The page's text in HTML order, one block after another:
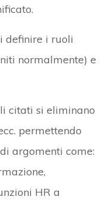
definire i ruoli
normalmente) e
citati si eliminano
permettendo
argomenti come:
HR a